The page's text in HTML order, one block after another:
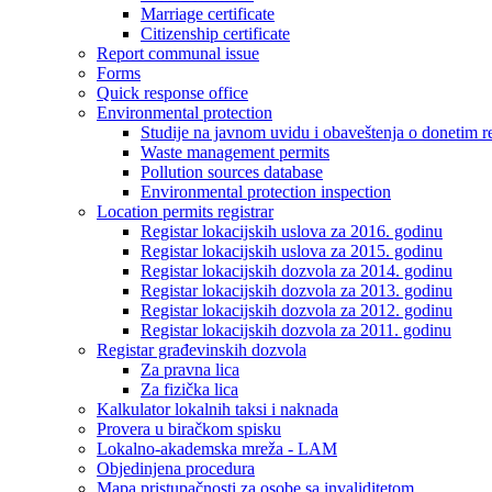
Marriage certificate
Citizenship certificate
Report communal issue
Forms
Quick response office
Environmental protection
Studije na javnom uvidu i obaveštenja o donetim
Waste management permits
Pollution sources database
Environmental protection inspection
Location permits registrar
Registar lokacijskih uslova za 2016. godinu
Registar lokacijskih uslova za 2015. godinu
Registar lokacijskih dozvola za 2014. godinu
Registar lokacijskih dozvola za 2013. godinu
Registar lokacijskih dozvola za 2012. godinu
Registar lokacijskih dozvola za 2011. godinu
Registar građevinskih dozvola
Za pravna lica
Za fizička lica
Kalkulator lokalnih taksi i naknada
Provera u biračkom spisku
Lokalno-akademska mreža - LAM
Objedinjena procedura
Mapa pristupačnosti za osobe sa invaliditetom